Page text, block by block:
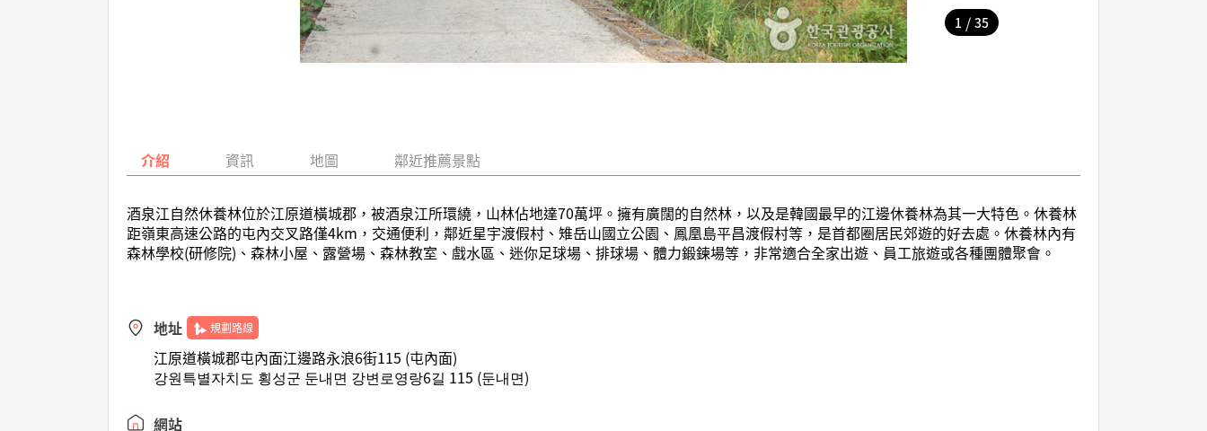
1 / 35
介紹 資訊 地圖 鄰近推薦景點
酒泉江自然休養林位於江原道橫城郡，被酒泉江所環繞，山林佔地達70萬坪。擁有廣闊的自然林，以及是韓國最早的江邊休養林為其一大特色。休養林
距嶺東高速公路的屯內交叉路僅4km，交通便利，鄰近星宇渡假村、雉岳山國立公園、鳳凰島平昌渡假村等，是首都圈居民郊遊的好去處。休養林內有
森林學校(研修院)、森林小屋、露營場、森林教室、戲水區、迷你足球場、排球場、體力鍛鍊場等，非常適合全家出遊、員工旅遊或各種團體聚會。
地址 規劃路線
江原道橫城郡屯內面江邊路永浪6街115 (屯內面)
강원특별자치도 횡성군 둔내면 강변로영랑6길 115 (둔내면)
網站